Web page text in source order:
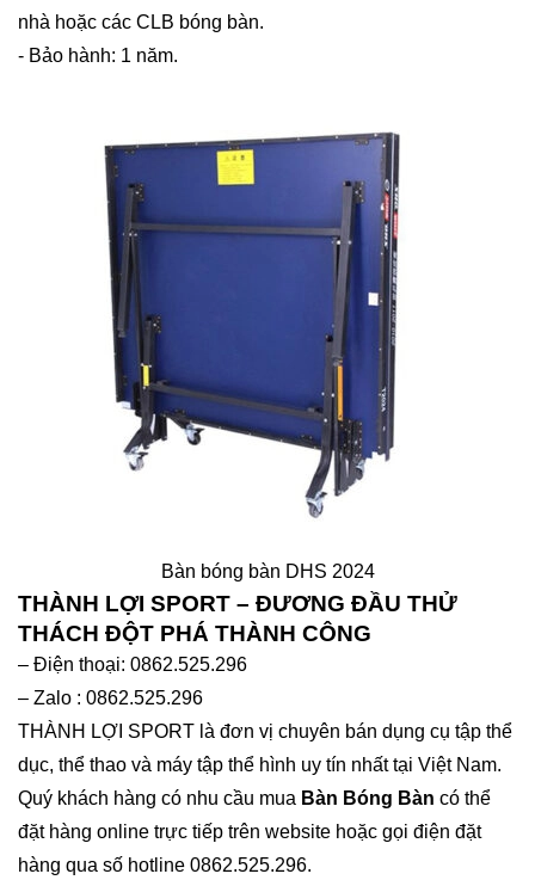
nhà hoặc các CLB bóng bàn.
- Bảo hành: 1 năm.
Bàn bóng bàn DHS 2024
THÀNH LỢI SPORT – ĐƯƠNG ĐẦU THỬ
THÁCH ĐỘT PHÁ THÀNH CÔNG
– Điện thoại: 0862.525.296
– Zalo : 0862.525.296
THÀNH LỢI SPORT là đơn vị chuyên bán dụng cụ tập thể
dục, thể thao và máy tập thể hình uy tín nhất tại Việt Nam.
Quý khách hàng có nhu cầu mua Bàn Bóng Bàn có thể
đặt hàng online trực tiếp trên website hoặc gọi điện đặt
hàng qua số hotline 0862.525.296.